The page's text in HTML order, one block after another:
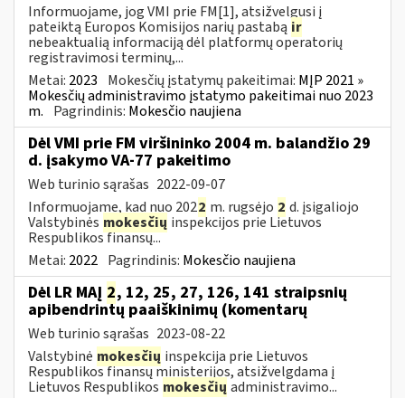
Informuojame, jog VMI prie FM[1], atsižvelgusi į
pateiktą Europos Komisijos narių pastabą ir
nebeaktualią informaciją dėl platformų operatorių
registravimosi terminų,...
Metai: 2023 Mokesčių įstatymų pakeitimai: MĮP 2021 »
Mokesčių administravimo įstatymo pakeitimai nuo 2023
m. Pagrindinis: Mokesčio naujiena
Dėl VMI prie FM viršininko 2004 m. balandžio 29
d. įsakymo VA-77 pakeitimo
Web turinio sąrašas 2022-09-07
Informuojame, kad nuo 2022 m. rugsėjo 2 d. įsigaliojo
Valstybinės mokesčių inspekcijos prie Lietuvos
Respublikos finansų...
Metai: 2022 Pagrindinis: Mokesčio naujiena
Dėl LR MAĮ 2, 12, 25, 27, 126, 141 straipsnių
apibendrintų paaiškinimų (komentarų
Web turinio sąrašas 2023-08-22
Valstybinė mokesčių inspekcija prie Lietuvos
Respublikos finansų ministerijos, atsižvelgdama į
Lietuvos Respublikos mokesčių administravimo...